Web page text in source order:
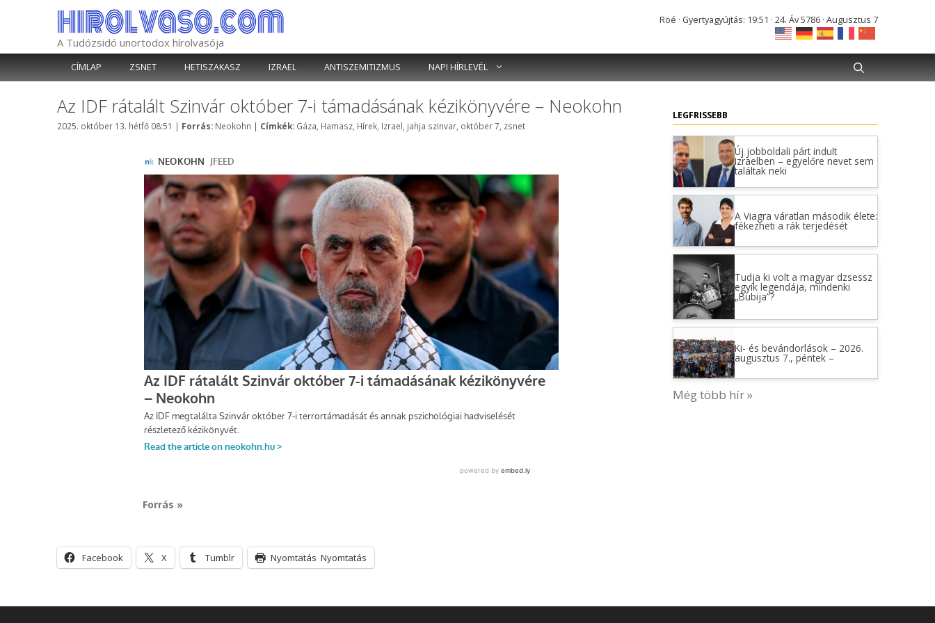
A Tudózsidó unortodox hírolvasója
Röé · Gyertyagyújtás: 19:51 · 24. Áv 5786 · Augusztus 7
CÍMLAP ZSNET HETISZAKASZ IZRAEL ANTISZEMITIZMUS NAPI HÍRLEVÉL
Az IDF rátalált Szinvár október 7-i támadásának kézikönyvére – Neokohn
2025. október 13. hétfő 08:51 | Forrás: Kategória
Neokohn | Címkék: Címkék
Gáza Hamasz Hírek Izrael jahja szinvar október 7 zsnet
Forrás »
Facebook X Tumblr Nyomtatás Nyomtatás
LEGFRISSEBB
Új jobboldali párt indult
Izraelben – egyelőre nevet sem
találtak neki
A Viagra váratlan második élete:
fékezheti a rák terjedését
Tudja ki volt a magyar dzsessz
egyik legendája, mindenki
„Bubija”?
Ki- és bevándorlások – 2026.
augusztus 7., péntek –
Még több hír »